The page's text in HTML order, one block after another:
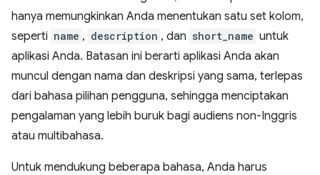
hanya memungkinkan Anda menentukan satu set kolom,
seperti name , description , dan short_name untuk
aplikasi Anda. Batasan ini berarti aplikasi Anda akan
muncul dengan nama dan deskripsi yang sama, terlepas
dari bahasa pilihan pengguna, sehingga menciptakan
pengalaman yang lebih buruk bagi audiens non-Inggris
atau multibahasa.
Untuk mendukung beberapa bahasa, Anda harus